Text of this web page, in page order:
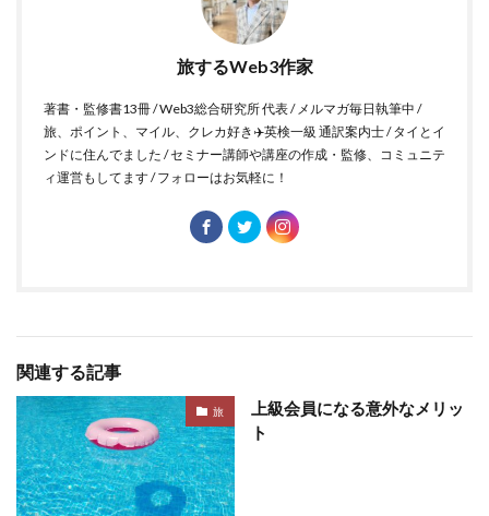
旅するWeb3作家
著書・監修書13冊 / Web3総合研究所 代表 / メルマガ毎日執筆中 /
旅、ポイント、マイル、クレカ好き✈️英検一級 通訳案内士 / タイとイ
ンドに住んでました / セミナー講師や講座の作成・監修、コミュニテ
ィ運営もしてます / フォローはお気軽に！
関連する記事
旅
上級会員になる意外なメリッ
ト